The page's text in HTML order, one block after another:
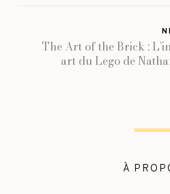
The Art of the Brick :
art du Lego de
À